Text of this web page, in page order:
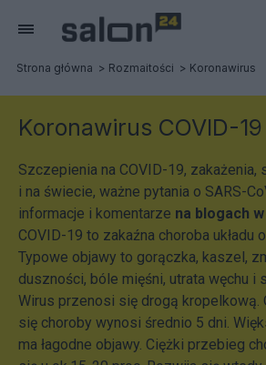
Strona główna Rozmaitości Koronawirus
Koronawirus COVID-19
Szczepienia na COVID-19,
i na świecie, ważne pytania o SARS-
informacje i komentarze na blogach
COVID-19 to zakaźna choroba układu
Typowe objawy to gorączka, kaszel,
duszności, bóle mięśni, utrata węchu i
Wirus przenosi się drogą kropelkową.
się choroby wynosi średnio 5 dni.
ma łagodne objawy. Ciężki przebieg